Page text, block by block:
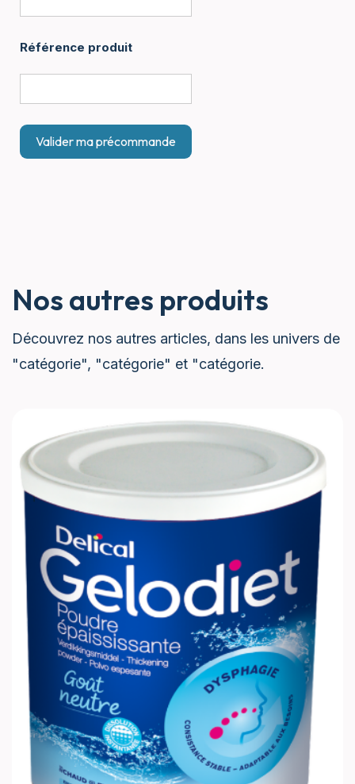
Référence produit
Nos autres produits
Découvrez nos autres articles, dans les univers de
"catégorie", "catégorie" et "catégorie.